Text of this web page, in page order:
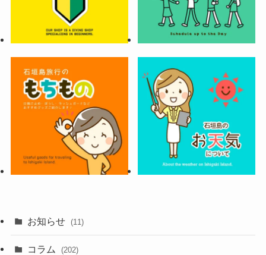
お知らせ (11)
コラム (202)